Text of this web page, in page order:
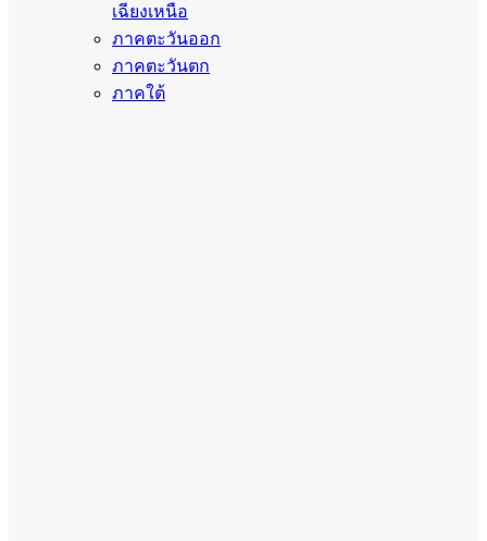
เฉียงเหนือ
ภาคตะวันออก
ภาคตะวันตก
ภาคใต้